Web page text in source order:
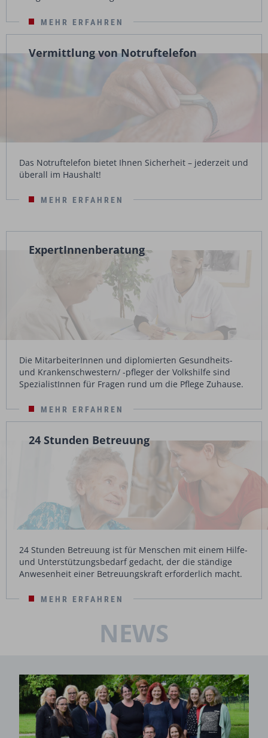
MEHR ERFAHREN
Vermittlung von Notruftelefon
Das Notruftelefon bietet Ihnen Sicherheit – jederzeit und
überall im Haushalt!
MEHR ERFAHREN
ExpertInnenberatung
Die MitarbeiterInnen und diplomierten Gesundheits-
und Krankenschwestern/ -pfleger der Volkshilfe sind
SpezialistInnen für Fragen rund um die Pflege Zuhause.
MEHR ERFAHREN
24 Stunden Betreuung
24 Stunden Betreuung ist für Menschen mit einem Hilfe-
und Unterstützungsbedarf gedacht, der die ständige
Anwesenheit einer Betreuungskraft erforderlich macht.
MEHR ERFAHREN
NEWS